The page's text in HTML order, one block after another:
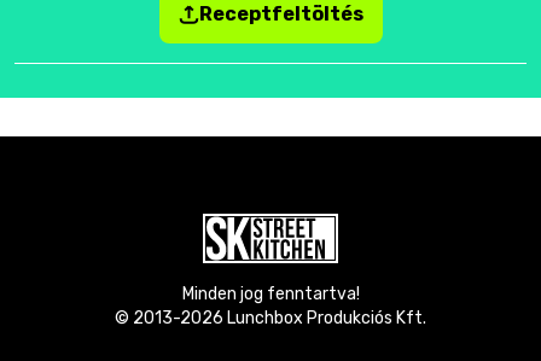
Receptfeltöltés
Minden jog fenntartva!
© 2013-2026 Lunchbox Produkciós Kft.